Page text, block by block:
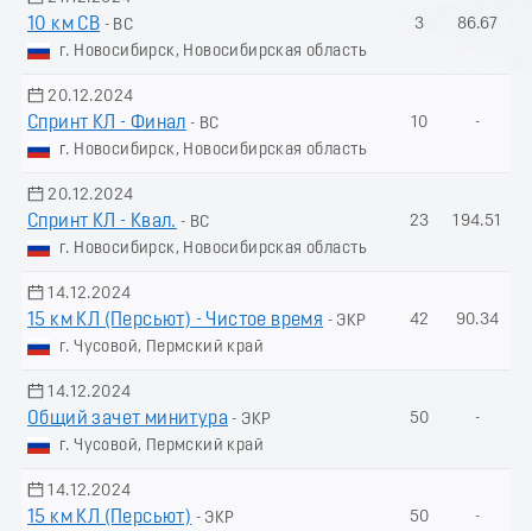
10 км СВ - ВС
г. Новосибирск, Новосибирская область
3 86.67
20.12.2024
Спринт КЛ - Финал - ВС
г. Новосибирск, Новосибирская область
10 -
20.12.2024
Спринт КЛ - Квал. - ВС
г. Новосибирск, Новосибирская область
23 194.51
14.12.2024
15 км КЛ (Пeрсьют) - Чистое время - ЭКР
г. Чусовой, Пермский край
42 90.34
14.12.2024
Общий зачет минитура - ЭКР
г. Чусовой, Пермский край
50 -
14.12.2024
15 км КЛ (Пеpсьют) - ЭКР
50 -